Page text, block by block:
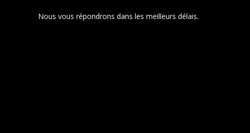
Nous vous répondrons dans les meilleurs délais.